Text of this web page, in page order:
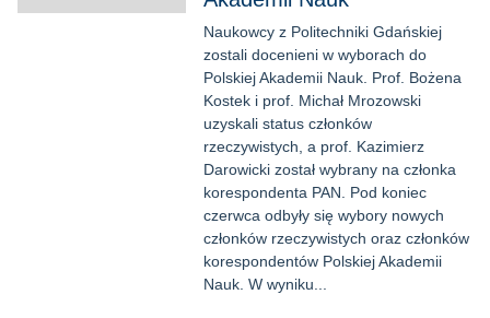
Naukowcy z Politechniki Gdańskiej
zostali docenieni w wyborach do
Polskiej Akademii Nauk. Prof. Bożena
Kostek i prof. Michał Mrozowski
uzyskali status członków
rzeczywistych, a prof. Kazimierz
Darowicki został wybrany na członka
korespondenta PAN. Pod koniec
czerwca odbyły się wybory nowych
członków rzeczywistych oraz członków
korespondentów Polskiej Akademii
Nauk. W wyniku...